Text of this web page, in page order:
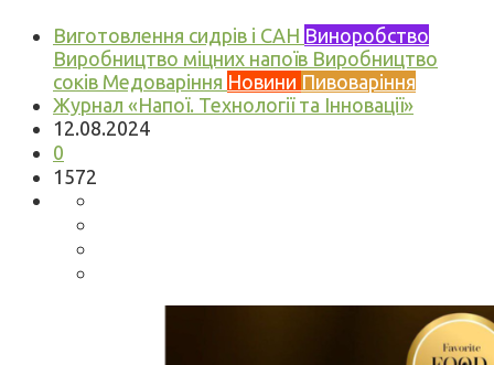
Виготовлення сидрів і САН Виноробство
Виробництво міцних напоїв Виробництво
соків Медоваріння Новини Пивоваріння
Журнал «Напої. Технології та Інновації»
12.08.2024
0
1572